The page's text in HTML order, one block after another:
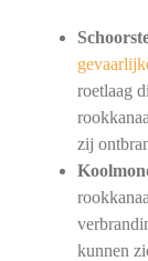
roetlaag
zij
kunnen